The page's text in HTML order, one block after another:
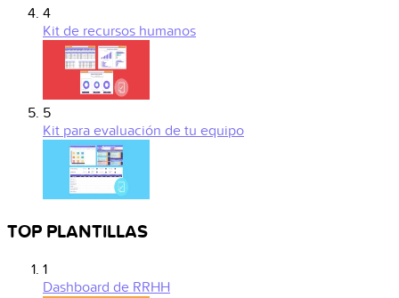
4
Kit de recursos humanos
5
Kit para evaluación de tu equipo
TOP PLANTILLAS
1
Dashboard de RRHH